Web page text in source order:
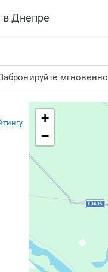
в Днепре
мгновенно
+
−